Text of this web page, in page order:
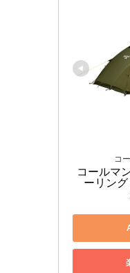
コ
コールマ
ーリン